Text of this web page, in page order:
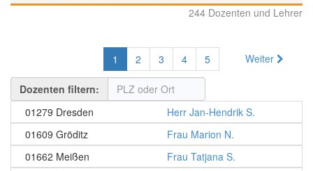
244 Dozenten und Lehrer
1 2 3 4 5 Weiter
Dozenten filtern:
01279 Dresden
Herr Jan-Hendrik S.
01609 Gröditz
Frau Marion N.
01662 Meißen
Frau Tatjana S.